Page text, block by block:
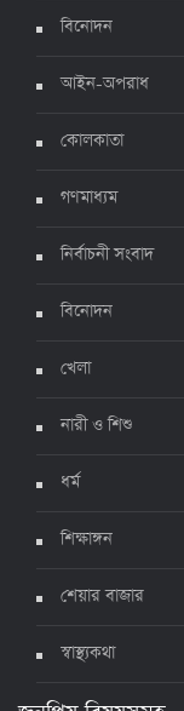
বিনোদন
আইন-অপরাধ
কোলকাতা
গণমাধ্যম
নির্বাচনী সংবাদ
বিনোদন
খেলা
নারী ও শিশু
ধর্ম
শিক্ষাঙ্গন
শেয়ার বাজার
স্বাস্থ্যকথা